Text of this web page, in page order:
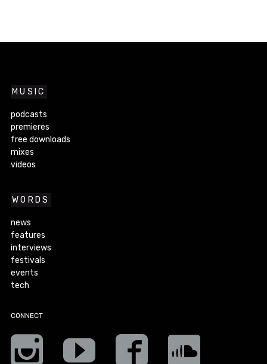
MUSIC
podcasts
premieres
free downloads
mixes
videos
WORDS
news
features
interviews
festivals
events
tech
CONNECT